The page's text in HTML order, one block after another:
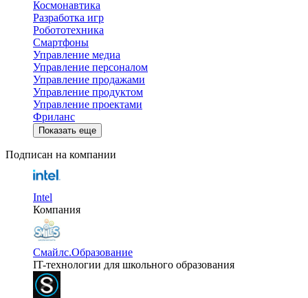
Космонавтика
Разработка игр
Робототехника
Смартфоны
Управление медиа
Управление персоналом
Управление продажами
Управление продуктом
Управление проектами
Фриланс
Показать еще
Подписан на компании
Intel
Компания
Смайлс.Образование
IT-технологии для школьного образования